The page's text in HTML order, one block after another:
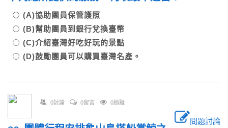
(A)協助團員保管護照
(B)幫助團員到銀行兌換臺幣
(C)介紹臺灣好吃好玩的景點
(D)鼓勵團員可以購買臺灣名產。
0討論 0留言 0追蹤
問題討論